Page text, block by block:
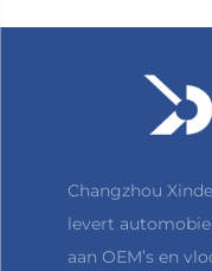
Changzhou
levert
aan OEM’s en